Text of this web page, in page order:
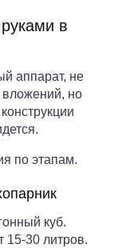
в
аппарат, не
вложений, но
по этапам.
куб.
15-30 литров.